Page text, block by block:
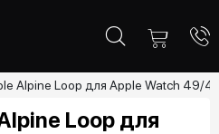
Alpine Loop для Apple Watch 49/
Loop для